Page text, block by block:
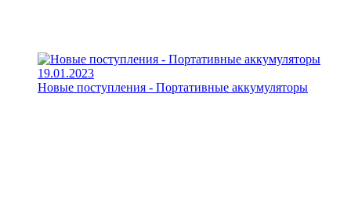
19.01.2023
Новые поступления - Портативные аккумуляторы